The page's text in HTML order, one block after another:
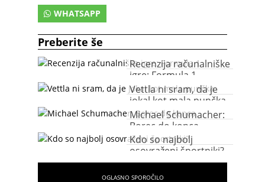
WHATSAPP
Preberite še
Recenzija računalniške
igre: Formula 1
Vettla ni sram, da je
jokal kot mala punčka
Michael Schumacher:
Borec do konca
Kdo so najbolj
osovraženi športniki?